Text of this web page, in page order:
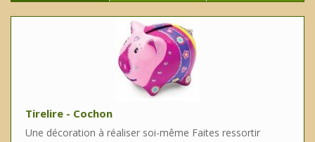
Tirelire - Cochon
Une décoration à réaliser soi-même Faites ressortir